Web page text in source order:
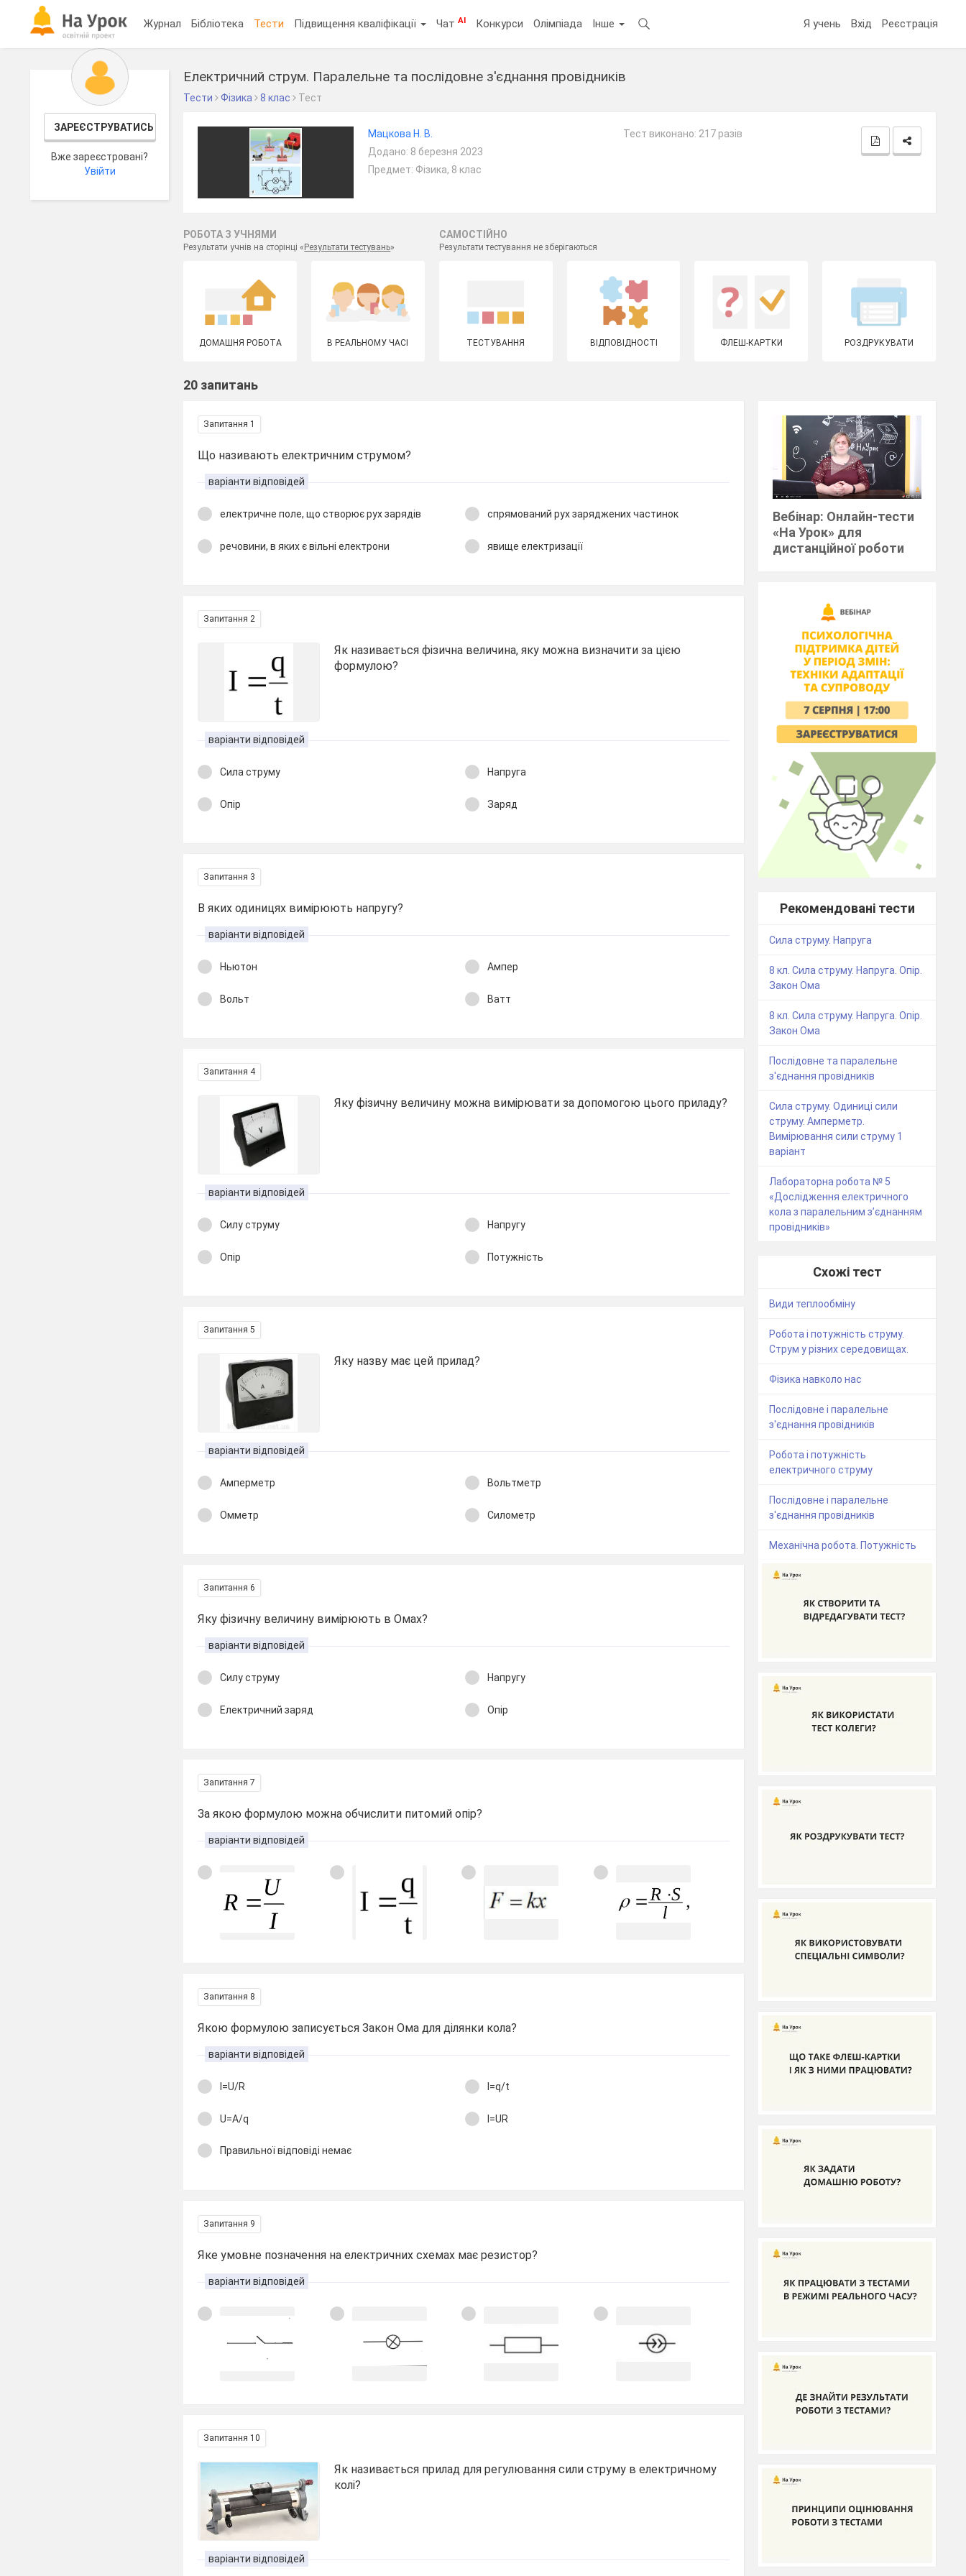
Журнал Бібліотека Тести Підвищення кваліфікації ЧатAI Конкурси Олімпіада Інше Я учень Вхід Реєстрація
ЗАРЕЄСТРУВАТИСЬ
Вже зареєстровані?
Увійти
Електричний струм. Паралельне та послідовне з'єднання провідників
Тести Фізика 8 клас Тест
Мацкова Н. В.
Додано: 8 березня 2023
Предмет: Фізика, 8 клас
Тест виконано: 217 разів
РОБОТА З УЧНЯМИ
Результати учнів на сторінці « Результати тестувань»
САМОСТІЙНО
Результати тестування не зберігаються
ДОМАШНЯ РОБОТА В РЕАЛЬНОМУ ЧАСІ ТЕСТУВАННЯ ВІДПОВІДНОСТІ ФЛЕШ-КАРТКИ РОЗДРУКУВАТИ
20 запитань
Запитання 1
Що називають електричним струмом?
варіанти відповідей
електричне поле, що створює рух зарядів спрямований рух заряджених частинок
речовини, в яких є вільні електрони явище електризації
Запитання 2
Як називається фізична величина, яку можна визначити за цією
формулою?
варіанти відповідей
Сила струму Напруга
Опір Заряд
Запитання 3
В яких одиницях вимірюють напругу?
варіанти відповідей
Ньютон Ампер
Вольт Ватт
Запитання 4
Яку фізичну величину можна вимірювати за допомогою цього приладу?
варіанти відповідей
Силу струму Напругу
Опір Потужність
Запитання 5
Яку назву має цей прилад?
варіанти відповідей
Амперметр Вольтметр
Омметр Силометр
Запитання 6
Яку фізичну величину вимірюють в Омах?
варіанти відповідей
Силу струму Напругу
Електричний заряд Опір
Запитання 7
За якою формулою можна обчислити питомий опір?
варіанти відповідей
Запитання 8
Якою формулою записується Закон Ома для ділянки кола?
варіанти відповідей
I=U/R I=q/t
U=A/q I=UR
Правильної відповіді немає
Запитання 9
Яке умовне позначення на електричних схемах має резистор?
варіанти відповідей
Запитання 10
Як називається прилад для регулювання сили струму в електричному
колі?
варіанти відповідей
Вебінар: Онлайн-тести
«На Урок» для
дистанційної роботи
Рекомендовані тести
Сила струму. Напруга
8 кл. Сила струму. Напруга. Опір.
Закон Ома
8 кл. Сила струму. Напруга. Опір.
Закон Ома
Послідовне та паралельне
з'єднання провідників
Сила струму. Одиниці сили
струму. Амперметр.
Вимірювання сили струму 1
варіант
Лабораторна робота № 5
«Дослідження електричного
кола з паралельним з’єднанням
провідників»
Схожі тест
Види теплообміну
Робота і потужність струму.
Струм у різних середовищах.
Фізика навколо нас
Послідовне і паралельне
з'єднання провідників
Робота і потужність
електричного струму
Послідовне і паралельне
з'єднання провідників
Механічна робота. Потужність